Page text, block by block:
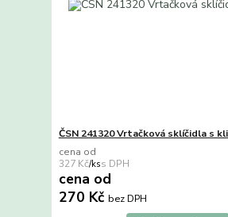
ČSN 241320 Vrtačková sklíčidla s
cena od
327 Kč/ks
cena od
270 Kč bez DPH